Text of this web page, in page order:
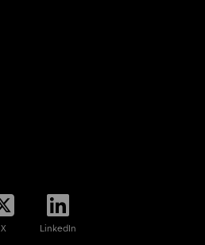
X LinkedIn